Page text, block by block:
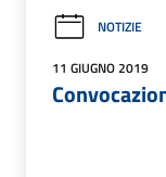
NOTIZIE
11 GIUGNO 2019